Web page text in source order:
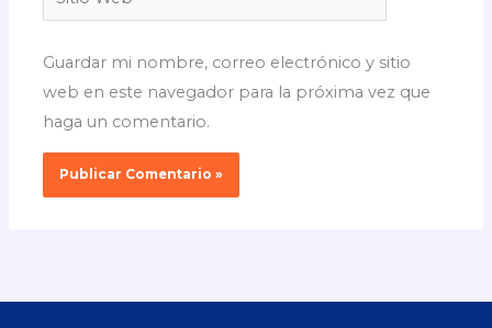
Web
Guardar mi nombre, correo electrónico y sitio
web en este navegador para la próxima vez que
haga un comentario.